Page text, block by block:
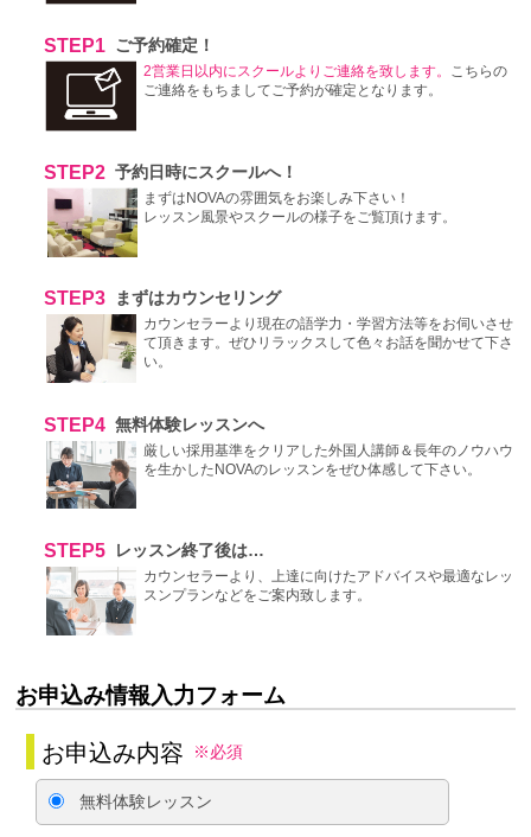
STEP1 ご予約確定！
2営業日以内にスクールよりご連絡を致します。
こちらの
ご連絡をもちましてご予約が確定となります。
STEP2 予約日時にスクールへ！
まずはNOVAの雰囲気をお楽しみ下さい！
レッスン風景やスクールの様子をご覧頂けます。
STEP3 まずはカウンセリング
カウンセラーより現在の語学力・学習方法等をお伺いさせ
て頂きます。ぜひリラックスして色々お話を聞かせて下さ
い。
STEP4 無料体験レッスンへ
厳しい採用基準をクリアした外国人講師＆長年のノウハウ
を生かしたNOVAのレッスンをぜひ体感して下さい。
STEP5 レッスン終了後は…
カウンセラーより、上達に向けたアドバイスや最適なレッ
スンプランなどをご案内致します。
お申込み情報入力フォーム
お申込み内容 ※必須
無料体験レッスン